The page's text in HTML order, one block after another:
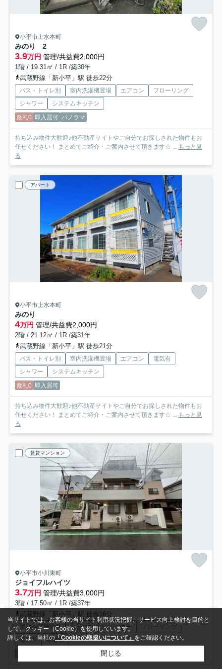
小平市上水本町
みのり 2
3.9万円 管理/共益費2,000円
1階 / 19.31㎡ / 1R /築30年
武蔵野線「新小平」駅 徒歩22分
バス・トイレ別 室内洗濯機置場 エアコン
フローリング
シャワー
システムキッチン
敷礼0 即入居可 パノラマ
持ち込み物件大歓迎♪他不動産サイトやご自分でお探しされた物件もお
任せください！ まとめてご紹介・ご案内させて頂きます☆ ...
もっと見
る
アパート
小平市上水本町
みのり
4万円 管理/共益費2,000円
2階 / 21.12㎡ / 1R /築31年
武蔵野線「新小平」駅 徒歩21分
バス・トイレ別 室内洗濯機置場 エアコン
電気有
シャワー
システムキッチン
敷礼0 即入居可
持ち込み物件大歓迎♪他不動産サイトやご自分でお探しされた物件もお
任せください！ まとめてご紹介・ご案内させて頂きます☆ ...
もっと見
る
賃貸マンション
小平市小川東町
ジョイフルハイツ
3.7万円 管理/共益費3,000円
3階 / 17.50㎡ / 1R /築37年
武蔵野線「新小平」駅 徒歩16分
室内洗濯機置場 エアコン バルコニー
フローリング
電気有
駐輪場
当サイトでは、お客様の当サイト利用状況把握、サービス向上検討を目的と
して、クッキー（Cookie）を使用しています。
詳しくは、当社の「Cookieの取扱いについて」 をご確認ください。
閉じる